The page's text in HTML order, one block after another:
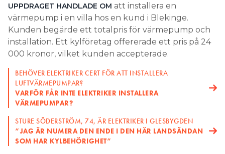
UPPDRAGET HANDLADE OM att installera en
värmepump i en villa hos en kund i Blekinge.
Kunden begärde ett totalpris för värmepump och
installation. Ett kylföretag offererade ett pris på 24
000 kronor, vilket kunden accepterade.
BEHÖVER ELEKTRIKER CERT FÖR ATT INSTALLERA
LUFTVÄRMEPUMPAR?
VARFÖR FÅR INTE ELEKTRIKER INSTALLERA
VÄRMEPUMPAR?
STURE SÖDERSTRÖM, 74, ÄR ELEKTRIKER I GLESBYGDEN
”JAG ÄR NUMERA DEN ENDE I DEN HÄR LANDSÄNDAN
SOM HAR KYLBEHÖRIGHET”